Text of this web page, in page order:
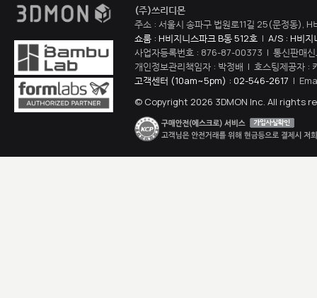
(주)쓰리디몬
주소 : 서울시 송파구 법원로11길 25(문정동),
쇼룸 : H비지니스파크 B동 512호 | A/S : H비지
사업자등록번호 : 876-87-00373 | 통신판매
개인정보관리책임자 : 박정배 | 호스팅제공자 :
고객센터 (10am~5pm) : 02-546-2617 |
© Copyright 2026 3DMON Inc. All rights